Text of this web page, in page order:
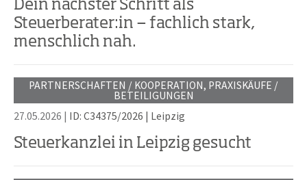
Dein nächster Schritt als
Steuerberater:in — fachlich stark,
menschlich nah.
PARTNERSCHAFTEN / KOOPERATION, PRAXISKÄUFE /
BETEILIGUNGEN
27.05.2026 | ID: C34375/2026 | Leipzig
Steuerkanzlei in Leipzig gesucht